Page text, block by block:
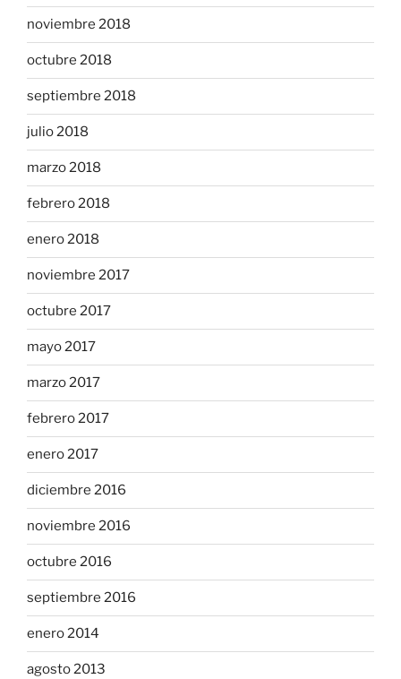
noviembre 2018
octubre 2018
septiembre 2018
julio 2018
marzo 2018
febrero 2018
enero 2018
noviembre 2017
octubre 2017
mayo 2017
marzo 2017
febrero 2017
enero 2017
diciembre 2016
noviembre 2016
octubre 2016
septiembre 2016
enero 2014
agosto 2013